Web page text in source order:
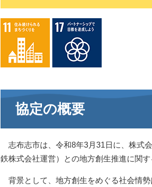
協定の概要
志布志市は、令和8年3月31日に、株式
鉄株式会社運営）との地方創生推進に関す
背景として、地方創生をめぐる社会情